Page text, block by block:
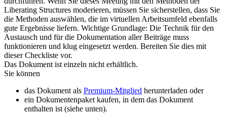
Liberating Structures moderieren, müssen Sie sicherstellen, dass Sie
die Methoden auswählen, die im virtuellen Arbeitsumfeld ebenfalls
gute Ergebnisse liefern. Wichtige Grundlage: Die Technik für den
Austausch und für die Dokumentation aller Beiträge muss
funktionieren und klug eingesetzt werden. Bereiten Sie dies mit
dieser Checkliste vor.
Das Dokument ist einzeln nicht erhältlich.
Sie können
das Dokument als Premium-Mitglied herunterladen oder
ein Dokumentenpaket kaufen, in dem das Dokument
enthalten ist (siehe unten).